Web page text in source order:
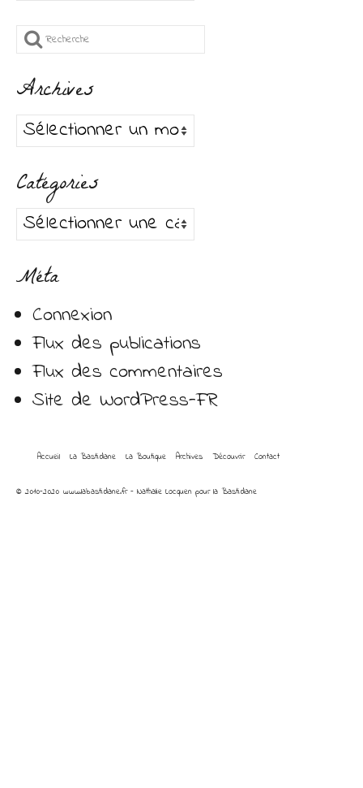
Rechercher
Archives
Archives
Catégories
Catégories
Méta
Connexion
Flux des publications
Flux des commentaires
Site de WordPress-FR
Accueil La Bastidane La Boutique Archives Découvrir Contact
© 2010-2020 www.labastidane.fr - Nathalie Locquen pour la Bastidane